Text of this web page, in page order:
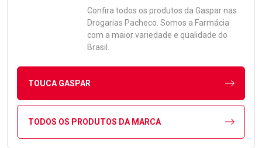
Confira todos os produtos da Gasparnas
Drogarias Pacheco. Somos a Farmácia
com a maior variedade e qualidade do
Brasil.
TOUCA GASPAR
TODOS OS PRODUTOS DA MARCA